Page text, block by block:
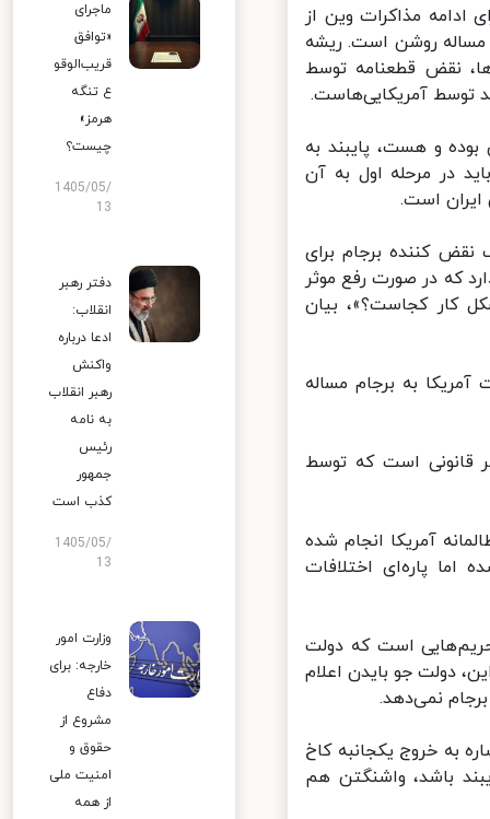
مذاکرات وین از
روشن است. ریشه
نقض قطعنامه توسط
توسط آمریکایی‌هاست.
و هست، پایبند به
در مرحله اول به آن
است.
کننده برجام برای
که در صورت رفع موثر
کار کجاست؟»، بیان
به برجام مساله
قانونی است که توسط
آمریکا انجام شده
پاره‌ای اختلافات
است که دولت
دولت جو بایدن اعلام
نمی‌دهد.
به خروج یکجانبه کاخ
باشد، واشنگتن هم
ماجرای
«توافق
قریب‌الوقو
ع تنگه
هرمز»
چیست؟
1405/05/
13
دفتر رهبر
انقلاب:
ادعا درباره
واکنش
رهبر انقلاب
به نامه
رئیس
جمهور
کذب است
1405/05/
13
وزارت امور
خارجه: برای
دفاع
مشروع از
حقوق و
امنیت ملی
از همه